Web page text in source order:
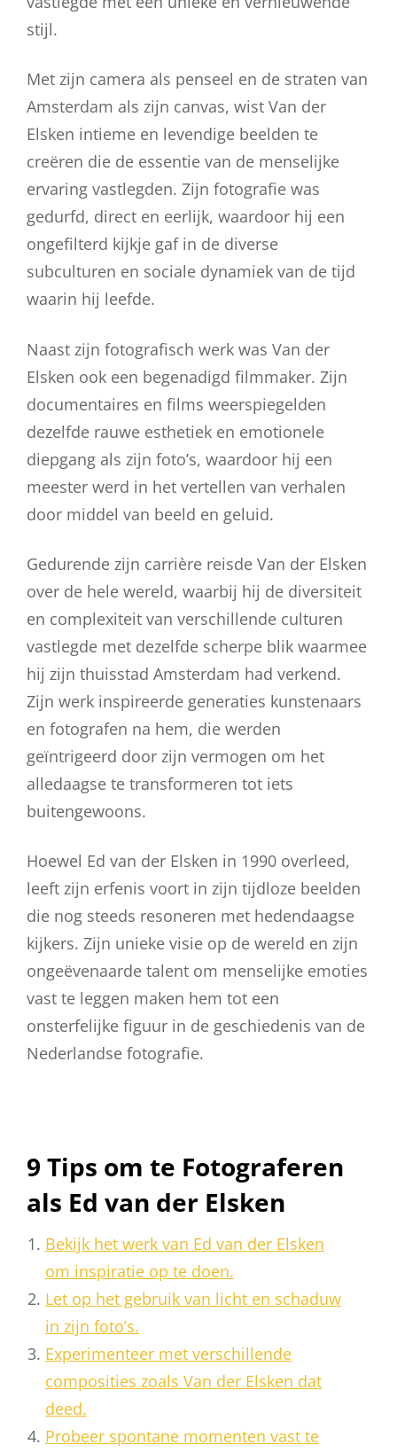
stijl.
Met zijn camera als penseel en de straten van
Amsterdam als zijn canvas, wist Van der
Elsken intieme en levendige beelden te
creëren die de essentie van de menselijke
ervaring vastlegden. Zijn fotografie was
gedurfd, direct en eerlijk, waardoor hij een
ongefilterd kijkje gaf in de diverse
subculturen en sociale dynamiek van de tijd
waarin hij leefde.
Naast zijn fotografisch werk was Van der
Elsken ook een begenadigd filmmaker. Zijn
documentaires en films weerspiegelden
dezelfde rauwe esthetiek en emotionele
diepgang als zijn foto’s, waardoor hij een
meester werd in het vertellen van verhalen
door middel van beeld en geluid.
Gedurende zijn carrière reisde Van der Elsken
over de hele wereld, waarbij hij de diversiteit
en complexiteit van verschillende culturen
vastlegde met dezelfde scherpe blik waarmee
hij zijn thuisstad Amsterdam had verkend.
Zijn werk inspireerde generaties kunstenaars
en fotografen na hem, die werden
geïntrigeerd door zijn vermogen om het
alledaagse te transformeren tot iets
buitengewoons.
Hoewel Ed van der Elsken in 1990 overleed,
leeft zijn erfenis voort in zijn tijdloze beelden
die nog steeds resoneren met hedendaagse
kijkers. Zijn unieke visie op de wereld en zijn
ongeëvenaarde talent om menselijke emoties
vast te leggen maken hem tot een
onsterfelijke figuur in de geschiedenis van de
Nederlandse fotografie.
9 Tips om te Fotograferen
als Ed van der Elsken
Bekijk het werk van Ed van der Elsken
om inspiratie op te doen.
Let op het gebruik van licht en schaduw
in zijn foto’s.
Experimenteer met verschillende
composities zoals Van der Elsken dat
deed.
Probeer spontane momenten vast te